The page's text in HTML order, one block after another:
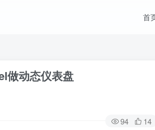
首
做动态仪表盘
94 14